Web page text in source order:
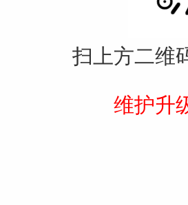
扫上方二维
维护升